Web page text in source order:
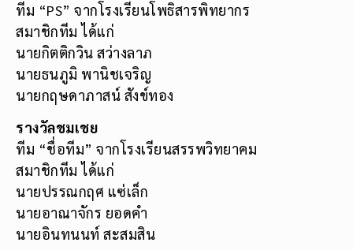
ทีม “PS” จากโรงเรียนโพธิสารพิทยากร
สมาชิกทีม ได้แก่
นายกิตติกวิน สว่างลาภ
นายธนภูมิ พานิชเจริญ
นายกฤษดาภาสน์ สังข์ทอง
รางวัลชมเชย
ทีม “ชื่อทีม” จากโรงเรียนสรรพวิทยาคม
สมาชิกทีม ได้แก่
นายปรรณกฤศ แซ่เล็ก
นายอาณาจักร ยอดคำ
นายอินทนนท์ สะสมสิน